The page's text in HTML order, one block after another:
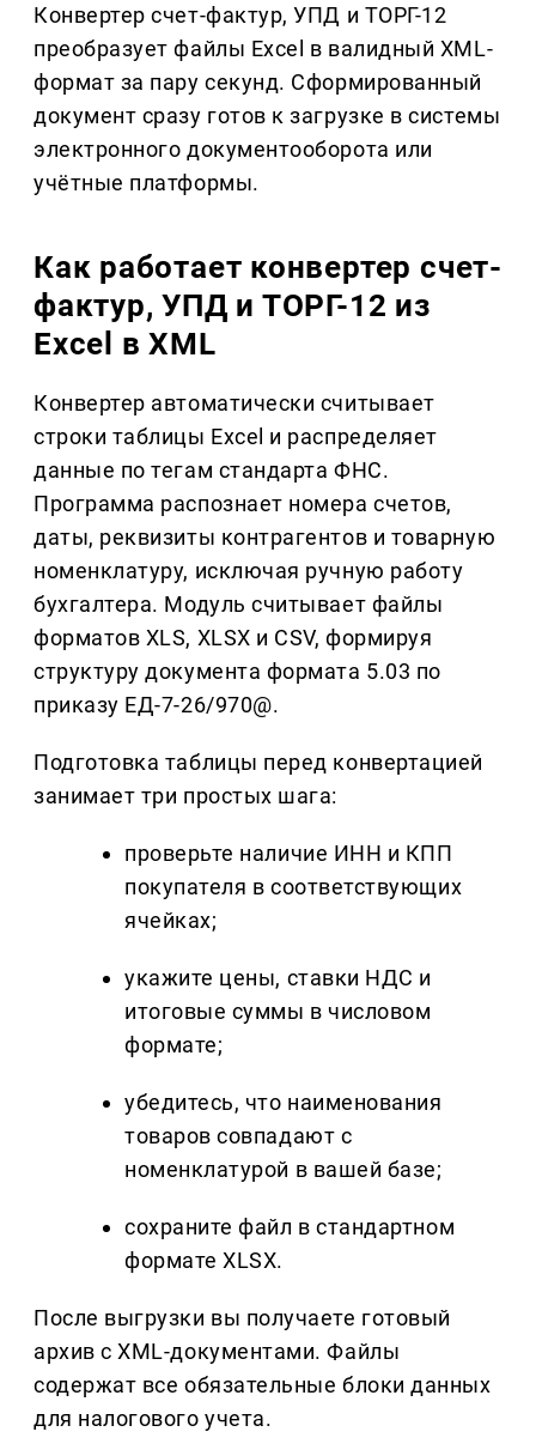
Конвертер счет-фактур, УПД и ТОРГ-12
преобразует файлы Excel в валидный XML-
формат за пару секунд. Сформированный
документ сразу готов к загрузке в системы
электронного документооборота или
учётные платформы.
Как работает конвертер счет-
фактур, УПД и ТОРГ-12 из
Excel в XML
Конвертер автоматически считывает
строки таблицы Excel и распределяет
данные по тегам стандарта ФНС.
Программа распознает номера счетов,
даты, реквизиты контрагентов и товарную
номенклатуру, исключая ручную работу
бухгалтера. Модуль считывает файлы
форматов XLS, XLSX и CSV, формируя
структуру документа формата 5.03 по
приказу ЕД-7-26/970@.
Подготовка таблицы перед конвертацией
занимает три простых шага:
проверьте наличие ИНН и КПП
покупателя в соответствующих
ячейках;
укажите цены, ставки НДС и
итоговые суммы в числовом
формате;
убедитесь, что наименования
товаров совпадают с
номенклатурой в вашей базе;
сохраните файл в стандартном
формате XLSX.
После выгрузки вы получаете готовый
архив с XML-документами. Файлы
содержат все обязательные блоки данных
для налогового учета.